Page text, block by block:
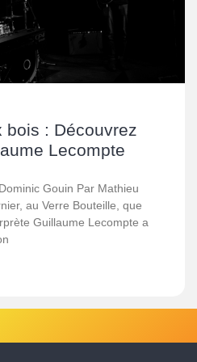
bois : Découvrez
Lecompte
Gouin Par Mathieu
au Verre Bouteille, que
Guillaume Lecompte a